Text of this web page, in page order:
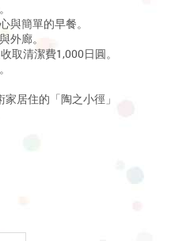
簡單的早餐。
外廊。
取清潔費1,000日圓。
居住的「陶之小徑」